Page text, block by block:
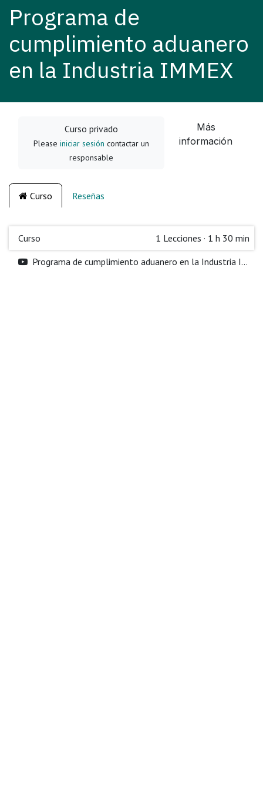
Programa de
cumplimiento aduanero
en la Industria IMMEX
Curso privado
Pleaseiniciar sesión contactar un
responsable
Más
información
Curso Reseñas
Curso 1 Lecciones · 1 h 30 min
Programa de cumplimiento aduanero en la Industria IMMEX